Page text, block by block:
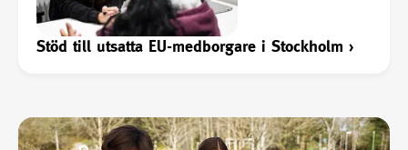
Stöd till utsatta EU-medborgare i Stockholm ›